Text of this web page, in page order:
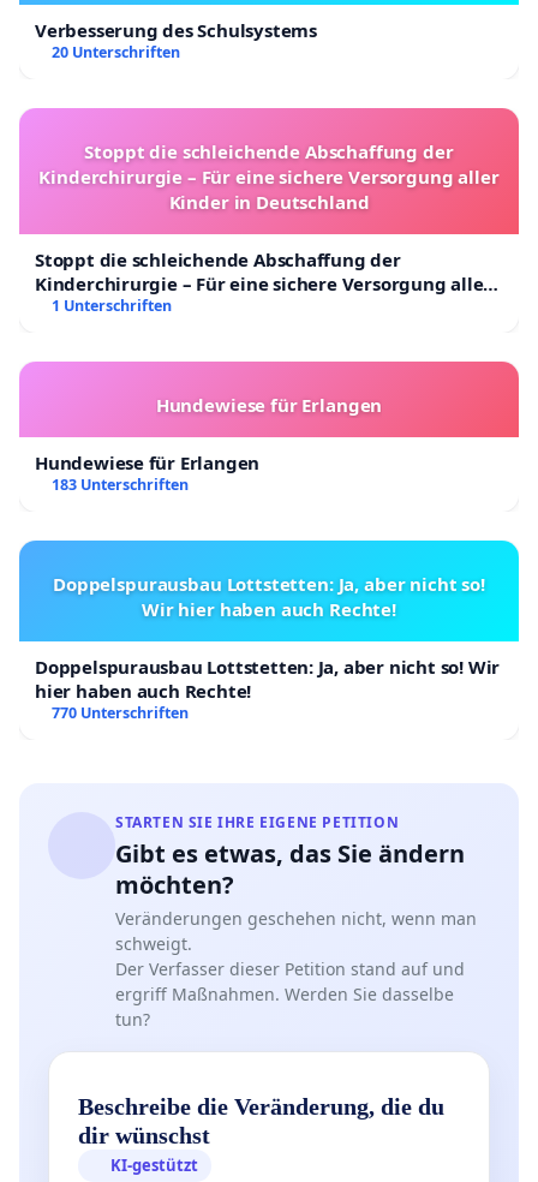
Verbesserung des Schulsystems
20 Unterschriften
Stoppt die schleichende Abschaffung der
Kinderchirurgie – Für eine sichere Versorgung aller
Kinder in Deutschland
Stoppt die schleichende Abschaffung der
Kinderchirurgie – Für eine sichere Versorgung aller
Kinder in Deutschland
1 Unterschriften
Hundewiese für Erlangen
Hundewiese für Erlangen
183 Unterschriften
Doppelspurausbau Lottstetten: Ja, aber nicht so!
Wir hier haben auch Rechte!
Doppelspurausbau Lottstetten: Ja, aber nicht so! Wir
hier haben auch Rechte!
770 Unterschriften
STARTEN SIE IHRE EIGENE PETITION
Gibt es etwas, das Sie ändern
möchten?
Veränderungen geschehen nicht, wenn man
schweigt.
Der Verfasser dieser Petition stand auf und
ergriff Maßnahmen. Werden Sie dasselbe
tun?
Beschreibe die Veränderung, die du
dir wünschst
KI-gestützt